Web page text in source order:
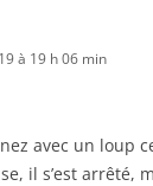
à 19 h 06 min
avec un loup
il s’est arrêté,